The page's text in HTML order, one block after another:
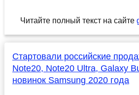
Читайте полный текст на сайте
Стартовали российские
Note20, Note20 Ultra, Galaxy
новинок Samsung 2020 года